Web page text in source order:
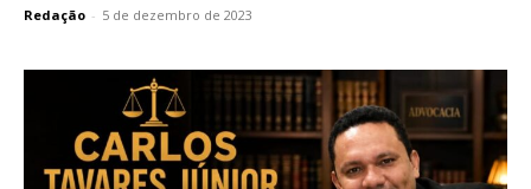
Redação - 5 de dezembro de 2023